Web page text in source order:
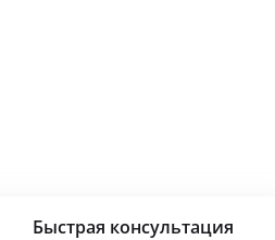
Быстрая консультация